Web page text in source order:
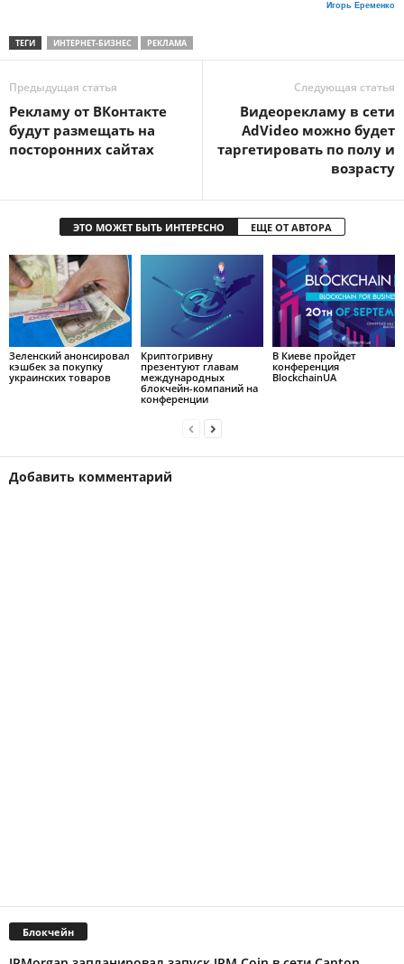
Игорь Еременко
ТЕГИ ИНТЕРНЕТ-БИЗНЕС РЕКЛАМА
Предыдущая статья
Рекламу от ВКонтакте
будут размещать на
посторонних сайтах
Следующая статья
Видеорекламу в сети
AdVideo можно будет
таргетировать по полу и
возрасту
ЭТО МОЖЕТ БЫТЬ ИНТЕРЕСНО ЕЩЕ ОТ АВТОРА
Зеленский анонсировал
кэшбек за покупку
украинских товаров
Криптогривну
презентуют главам
международных
блокчейн-компаний на
конференции
В Киеве пройдет
конференция
BlockchainUA
Добавить комментарий
Блокчейн